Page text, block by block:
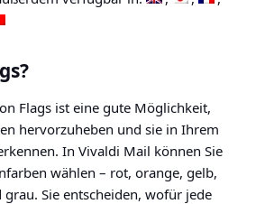
Flags ist eine gute Möglichkeit,
hervorzuheben und sie in Ihrem
In Vivaldi Mail können Sie
wählen – rot, orange, gelb,
Sie entscheiden, wofür jede